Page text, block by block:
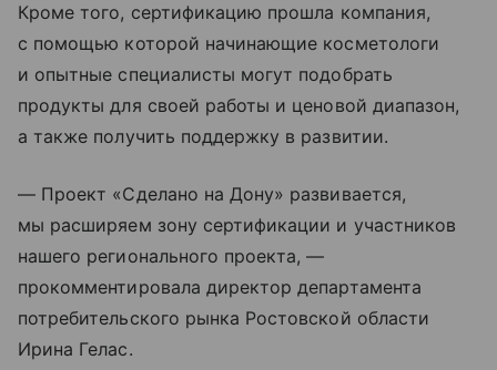
Кроме того, сертификацию прошла компания,
с помощью которой начинающие косметологи
и опытные специалисты могут подобрать
продукты для своей работы и ценовой диапазон,
а также получить поддержку в развитии.
— Проект «Сделано на Дону» развивается,
мы расширяем зону сертификации и участников
нашего регионального проекта, —
прокомментировала директор департамента
потребительского рынка Ростовской области
Ирина Гелас.